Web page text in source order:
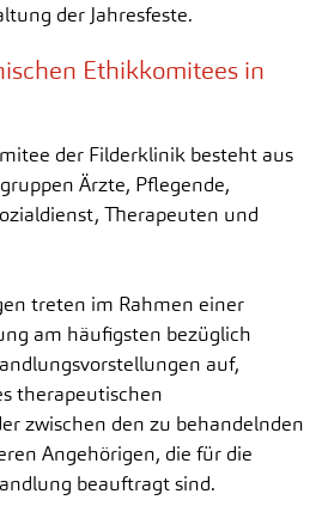
der Jahresfeste.
Ethikkomitees in
der Filderklinik besteht aus
Ärzte, Pflegende,
Therapeuten und
treten im Rahmen einer
am häufigsten bezüglich
auf,
therapeutischen
zwischen den zu behandelnden
Angehörigen, die für die
beauftragt sind.